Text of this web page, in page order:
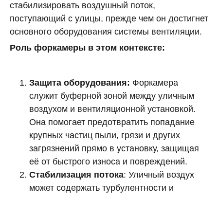
стабилизировать воздушный поток,
поступающий с улицы, прежде чем он достигнет
основного оборудования системы вентиляции.
Роль форкамеры в этом контексте:
Защита оборудования: Форкамера
служит буферной зоной между уличным
воздухом и вентиляционной установкой.
Она помогает предотвратить попадание
крупных частиц пыли, грязи и других
загрязнений прямо в установку, защищая
её от быстрого износа и повреждений.
Стабилизация потока: Уличный воздух
может содержать турбулентности и